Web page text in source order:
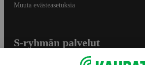
Muuta evästeasetuksia
S-ryhmän palvelut